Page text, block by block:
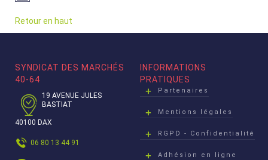
Retour en haut
SYNDICAT DES MARCHÉS
40-64
19 AVENUE JULES
BASTIAT
40100 DAX
06 80 13 44 91
INFORMATIONS
PRATIQUES
Partenaires
Mentions légales
RGPD - Confidentialité
Adhésion en ligne